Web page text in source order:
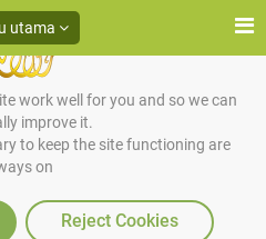
work well for you and so we can
improve it.
to keep the site functioning are
on
Reject Cookies
utama
penjagaan